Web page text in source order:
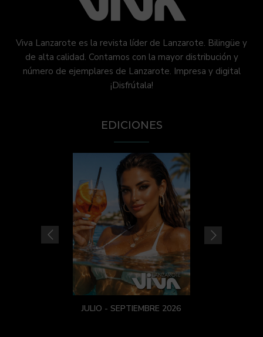
Viva Lanzarote es la revista líder de Lanzarote. Bilingüe y
de alta calidad. Contamos con la mayor distribución y
número de ejemplares de Lanzarote. Impresa y digital
¡Disfrútala!
EDICIONES
JULIO - SEPTIEMBRE 2026